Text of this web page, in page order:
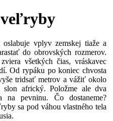
vplyv zemskej tiaže a
do obrovských rozmerov.
všetkých čias, vráskavec
Od rypáku po koniec chvosta
tridsať metrov a vážiť okolo
africký. Položme ale dva
na pevninu. Čo dostaneme?
sa pod váhou vlastného tela